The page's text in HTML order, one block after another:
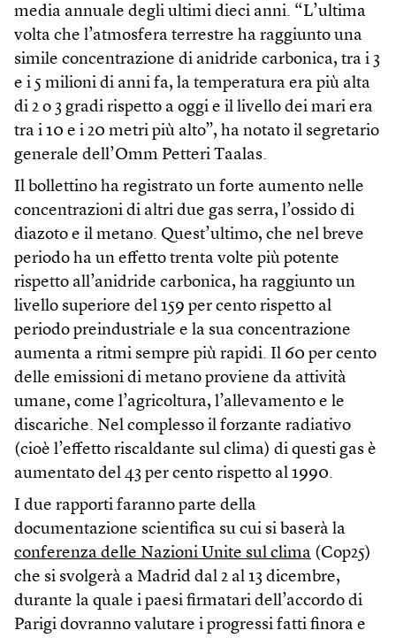
media annuale degli ultimi dieci anni. “L’ultima
volta che l’atmosfera terrestre ha raggiunto una
simile concentrazione di anidride carbonica, tra i 3
e i 5 milioni di anni fa, la temperatura era più alta
di 2 o 3 gradi rispetto a oggi e il livello dei mari era
tra i 10 e i 20 metri più alto”, ha notato il segretario
generale dell’Omm Petteri Taalas.
Il bollettino ha registrato un forte aumento nelle
concentrazioni di altri due gas serra, l’ossido di
diazoto e il metano. Quest’ultimo, che nel breve
periodo ha un effetto trenta volte più potente
rispetto all’anidride carbonica, ha raggiunto un
livello superiore del 159 per cento rispetto al
periodo preindustriale e la sua concentrazione
aumenta a ritmi sempre più rapidi. Il 60 per cento
delle emissioni di metano proviene da attività
umane, come l’agricoltura, l’allevamento e le
discariche. Nel complesso il forzante radiativo
(cioè l’effetto riscaldante sul clima) di questi gas è
aumentato del 43 per cento rispetto al 1990.
I due rapporti faranno parte della
documentazione scientifica su cui si baserà la
conferenza delle Nazioni Unite sul clima (Cop25)
che si svolgerà a Madrid dal 2 al 13 dicembre,
durante la quale i paesi firmatari dell’accordo di
Parigi dovranno valutare i progressi fatti finora e